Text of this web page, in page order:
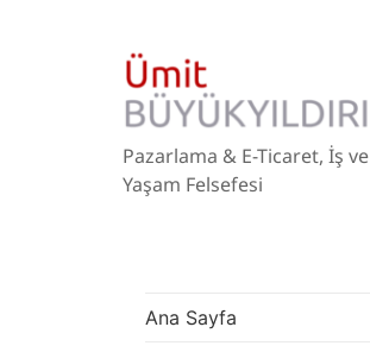
Pazarlama & E-Ticaret, İş ve
Yaşam Felsefesi
Ana Sayfa